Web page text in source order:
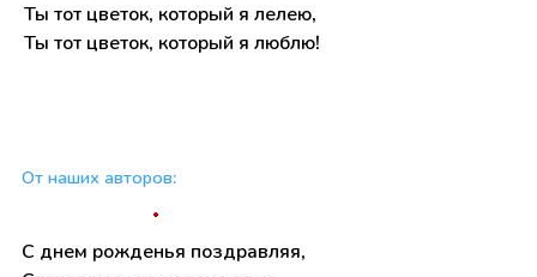
Ты тот цветок, который я лелею,
Ты тот цветок, который я люблю!
От наших авторов:
С днем рожденья поздравляя,